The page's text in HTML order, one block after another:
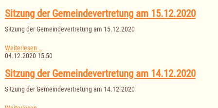
Satzung
über
die
Erhebung
Zweitwohnungssteuer
Sitzung der Gemeindevertretung am 15.12.2020
Sitzung der Gemeindevertretung am 15.12.2020
Weiterlesen …
der
am
15.12.2020
04.12.2020 15:50
Sitzung der Gemeindevertretung am 14.12.2020
Sitzung der Gemeindevertretung am 14.12.2020